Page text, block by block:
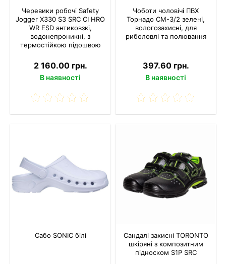
Черевики робочі Safety
Jogger X330 S3 SRC CI HRO
WR ESD антиковзкі,
водонепроникні, з
термостійкою підошвою
2 160.00 грн.
В наявності
Чоботи чоловічі ПВХ
Торнадо СМ-3/2 зелені,
вологозахисні, для
риболовлі та полювання
397.60 грн.
В наявності
Сабо SONIC білі
Сандалі захисні TORONTO
шкіряні з композитним
підноском S1P SRC